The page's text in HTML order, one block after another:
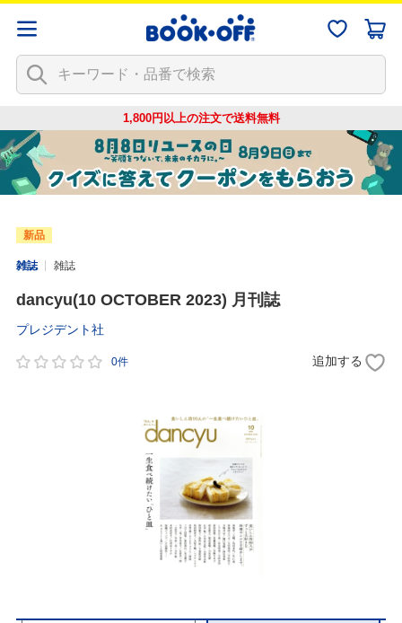
1,800円以上の注文で送料無料
新品
雑誌 雑誌
dancyu(10 OCTOBER 2023) 月刊誌
プレジデント社
0件 追加する